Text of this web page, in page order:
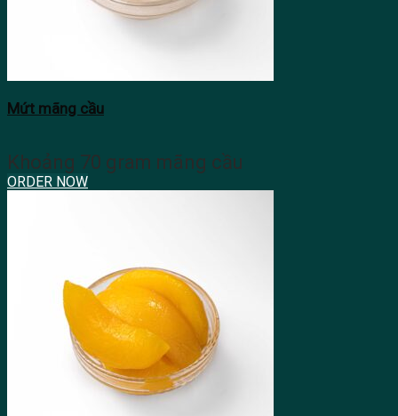
Mứt mãng cầu
Khoảng 70 gram mãng cầu
ORDER NOW